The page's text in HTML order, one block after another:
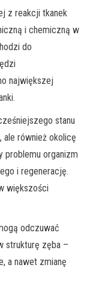
z reakcji tkanek
i chemiczną w
do
największej
stanu
ale również okolicę
problemu organizm
i regenerację.
większości
odczuwać
strukturę zęba –
a nawet zmianę